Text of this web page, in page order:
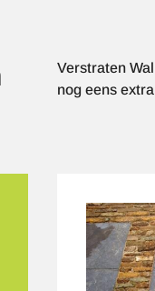
Verstraten
nog eens